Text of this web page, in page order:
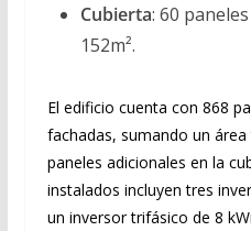
Cubierta: 60
152m².
El edificio cuenta con 868
fachadas, sumando un
paneles adicionales en la
instalados incluyen tres
un inversor trifásico de 8